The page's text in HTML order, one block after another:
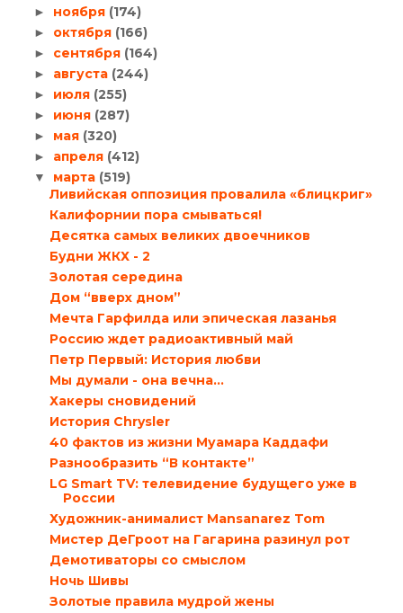
► ноября (174)
► октября (166)
► сентября (164)
► августа (244)
► июля (255)
► июня (287)
► мая (320)
► апреля (412)
▼ марта (519)
Ливийская оппозиция провалила «блицкриг»
Калифорнии пора смываться!
Десятка самых великих двоечников
Будни ЖКХ - 2
Золотая середина
Дом “вверх дном”
Мечта Гарфилда или эпическая лазанья
Россию ждет радиоактивный май
Петр Первый: История любви
Мы думали - она вечна...
Хакеры сновидений
История Chrysler
40 фактов из жизни Муамара Каддафи
Разнообразить “В контакте”
LG Smart TV: телевидение будущего уже в
России
Художник-анималист Mansanarez Tom
Мистер ДеГроот на Гагарина разинул рот
Демотиваторы со смыслом
Ночь Шивы
Золотые правила мудрой жены